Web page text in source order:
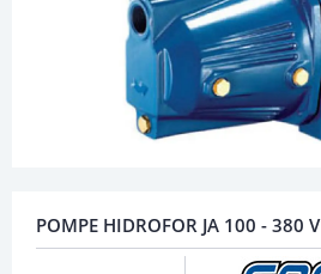
POMPE HIDROFOR JA 100 - 380 V